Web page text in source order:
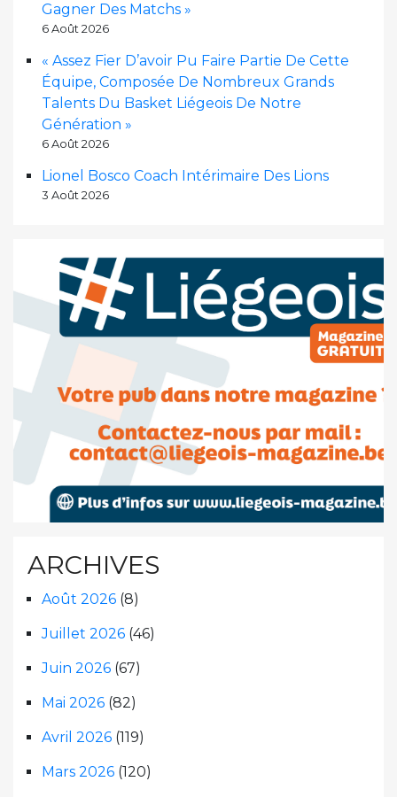
Gagner Des Matchs »
6 Août 2026
« Assez Fier D’avoir Pu Faire Partie De Cette
Équipe, Composée De Nombreux Grands
Talents Du Basket Liégeois De Notre
Génération »
6 Août 2026
Lionel Bosco Coach Intérimaire Des Lions
3 Août 2026
ARCHIVES
Août 2026 (8)
Juillet 2026 (46)
Juin 2026 (67)
Mai 2026 (82)
Avril 2026 (119)
Mars 2026 (120)